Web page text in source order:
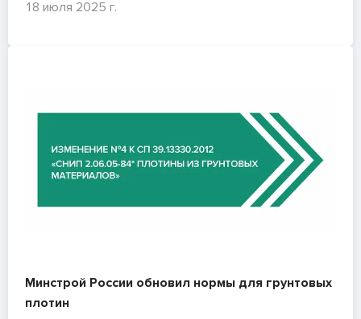
18 июля 2025 г.
Минстрой России обновил нормы для грунтовых
плотин